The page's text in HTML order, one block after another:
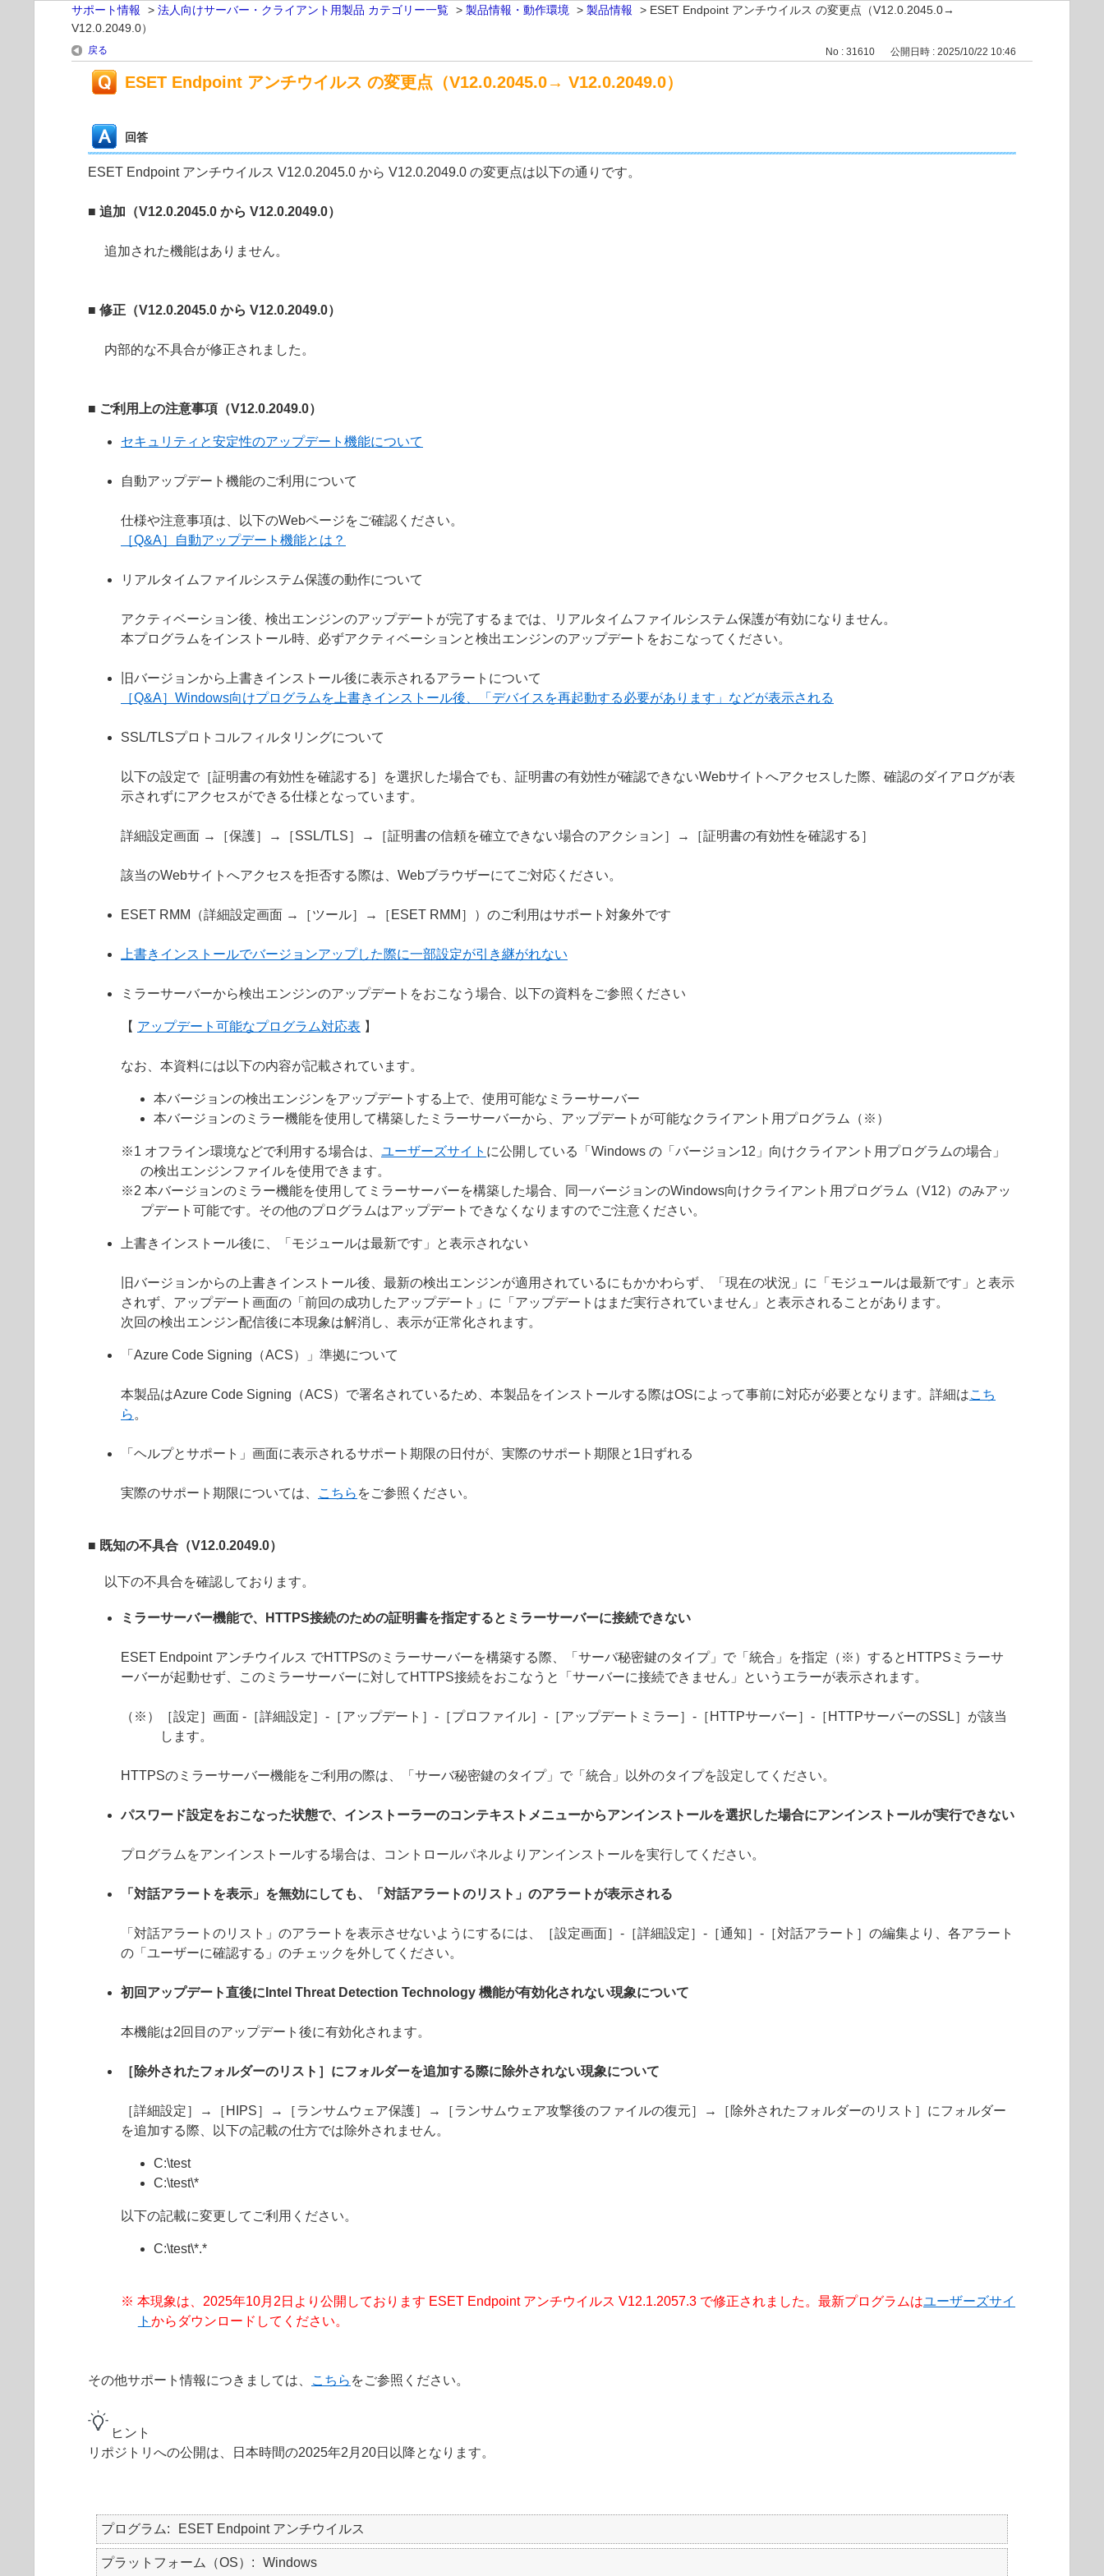
サポート情報 > 法人向けサーバー・クライアント用製品 カテゴリー一覧 > 製品情報・動作環境 > 製品情報 > ESET Endpoint アンチウイルス の変更点（V12.0.2045.0→
V12.0.2049.0）
戻る No : 31610 公開日時 : 2025/10/22 10:46
ESET Endpoint アンチウイルス の変更点（V12.0.2045.0→ V12.0.2049.0）
回答
ESET Endpoint アンチウイルス V12.0.2045.0 から V12.0.2049.0 の変更点は以下の通りです。
■ 追加（V12.0.2045.0 から V12.0.2049.0）
追加された機能はありません。
■ 修正（V12.0.2045.0 から V12.0.2049.0）
内部的な不具合が修正されました。
■ ご利用上の注意事項（V12.0.2049.0）
セキュリティと安定性のアップデート機能について
自動アップデート機能のご利用について
仕様や注意事項は、以下のWebページをご確認ください。
［Q&A］自動アップデート機能とは？
リアルタイムファイルシステム保護の動作について
アクティベーション後、検出エンジンのアップデートが完了するまでは、リアルタイムファイルシステム保護が有効になりません。
本プログラムをインストール時、必ずアクティベーションと検出エンジンのアップデートをおこなってください。
旧バージョンから上書きインストール後に表示されるアラートについて
［Q&A］Windows向けプログラムを上書きインストール後、「デバイスを再起動する必要があります」などが表示される
SSL/TLSプロトコルフィルタリングについて
以下の設定で［証明書の有効性を確認する］を選択した場合でも、証明書の有効性が確認できないWebサイトへアクセスした際、確認のダイアログが表
示されずにアクセスができる仕様となっています。
詳細設定画面 →［保護］→［SSL/TLS］→［証明書の信頼を確立できない場合のアクション］→［証明書の有効性を確認する］
該当のWebサイトへアクセスを拒否する際は、Webブラウザーにてご対応ください。
ESET RMM（詳細設定画面 →［ツール］→［ESET RMM］）のご利用はサポート対象外です
上書きインストールでバージョンアップした際に一部設定が引き継がれない
ミラーサーバーから検出エンジンのアップデートをおこなう場合、以下の資料をご参照ください
【 アップデート可能なプログラム対応表 】
なお、本資料には以下の内容が記載されています。
本バージョンの検出エンジンをアップデートする上で、使用可能なミラーサーバー
本バージョンのミラー機能を使用して構築したミラーサーバーから、アップデートが可能なクライアント用プログラム（※）
※1 オフライン環境などで利用する場合は、 ユーザーズサイト に公開している「Windows の「バージョン12」向けクライアント用プログラムの場合」
の検出エンジンファイルを使用できます。
※2 本バージョンのミラー機能を使用してミラーサーバーを構築した場合、同一バージョンのWindows向けクライアント用プログラム（V12）のみアッ
プデート可能です。その他のプログラムはアップデートできなくなりますのでご注意ください。
上書きインストール後に、「モジュールは最新です」と表示されない
旧バージョンからの上書きインストール後、最新の検出エンジンが適用されているにもかかわらず、「現在の状況」に「モジュールは最新です」と表示
されず、アップデート画面の「前回の成功したアップデート」に「アップデートはまだ実行されていません」と表示されることがあります。
次回の検出エンジン配信後に本現象は解消し、表示が正常化されます。
「Azure Code Signing（ACS）」準拠について
本製品はAzure Code Signing（ACS）で署名されているため、本製品をインストールする際はOSによって事前に対応が必要となります。詳細はこち
ら 。
「ヘルプとサポート」画面に表示されるサポート期限の日付が、実際のサポート期限と1日ずれる
実際のサポート期限については、 こちら をご参照ください。
■ 既知の不具合（V12.0.2049.0）
以下の不具合を確認しております。
ミラーサーバー機能で、HTTPS接続のための証明書を指定するとミラーサーバーに接続できない
ESET Endpoint アンチウイルス でHTTPSのミラーサーバーを構築する際、「サーバ秘密鍵のタイプ」で「統合」を指定（※）するとHTTPSミラーサ
ーバーが起動せず、このミラーサーバーに対してHTTPS接続をおこなうと「サーバーに接続できません」というエラーが表示されます。
（※）［設定］画面 -［詳細設定］-［アップデート］-［プロファイル］-［アップデートミラー］-［HTTPサーバー］-［HTTPサーバーのSSL］が該当
します。
HTTPSのミラーサーバー機能をご利用の際は、「サーバ秘密鍵のタイプ」で「統合」以外のタイプを設定してください。
パスワード設定をおこなった状態で、インストーラーのコンテキストメニューからアンインストールを選択した場合にアンインストールが実行できない
プログラムをアンインストールする場合は、コントロールパネルよりアンインストールを実行してください。
「対話アラートを表示」を無効にしても、「対話アラートのリスト」のアラートが表示される
「対話アラートのリスト」のアラートを表示させないようにするには、［設定画面］-［詳細設定］-［通知］-［対話アラート］の編集より、各アラート
の「ユーザーに確認する」のチェックを外してください。
初回アップデート直後にIntel Threat Detection Technology 機能が有効化されない現象について
本機能は2回目のアップデート後に有効化されます。
［除外されたフォルダーのリスト］にフォルダーを追加する際に除外されない現象について
［詳細設定］→［HIPS］→［ランサムウェア保護］→［ランサムウェア攻撃後のファイルの復元］→［除外されたフォルダーのリスト］にフォルダー
を追加する際、以下の記載の仕方では除外されません。
C:\test
C:\test\*
以下の記載に変更してご利用ください。
C:\test\*.*
※ 本現象は、2025年10月2日より公開しております ESET Endpoint アンチウイルス V12.1.2057.3 で修正されました。最新プログラムはユーザーズサイ
ト からダウンロードしてください。
その他サポート情報につきましては、 こちら をご参照ください。
ヒント
リポジトリへの公開は、日本時間の2025年2月20日以降となります。
プログラム ESET Endpoint アンチウイルス
プラットフォーム（OS） Windows